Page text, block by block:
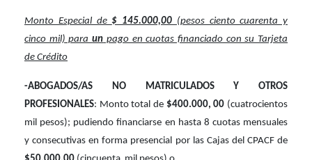
Monto Especial de$ 145.000,00 (pesos ciento cuarenta y
cinco mil) paraun pago en cuotas financiado con su Tarjeta
de Crédito
-ABOGADOS/AS NO MATRICULADOS Y OTROS
PROFESIONALES: Monto total de $400.000, 00 (cuatrocientos
mil pesos); pudiendo financiarse en hasta 8 cuotas mensuales
y consecutivas en forma presencial por las Cajas del CPACF de